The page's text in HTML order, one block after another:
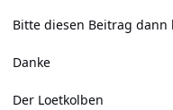
Bitte diesen Beitrag dann
Danke
Der Loetkolben